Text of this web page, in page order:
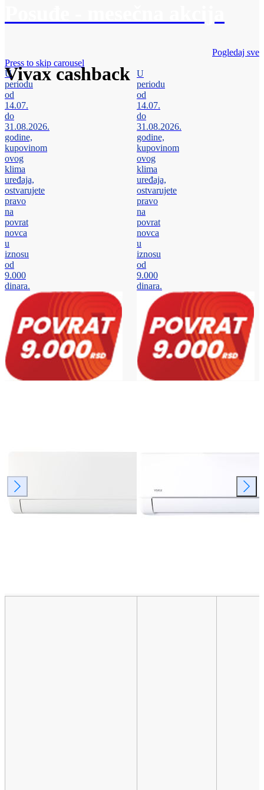
Vivax cashback
Pogledaj sve
Press to skip carousel
U
periodu
od
14.07.
do
31.08.2026.
godine,
kupovinom
ovog
klima
uređaja,
ostvarujete
pravo
na
povrat
novca
u
iznosu
od
9.000
dinara.
U
periodu
od
14.07.
do
31.08.2026.
godine,
kupovinom
ovog
klima
uređaja,
ostvarujete
pravo
na
povrat
novca
u
iznosu
od
9.000
dinara.